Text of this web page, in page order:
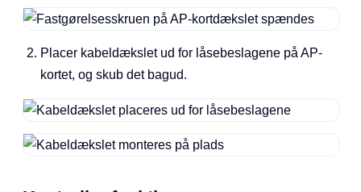
Placer kabeldækslet ud for låsebeslagene på AP-
kortet, og skub det bagud.